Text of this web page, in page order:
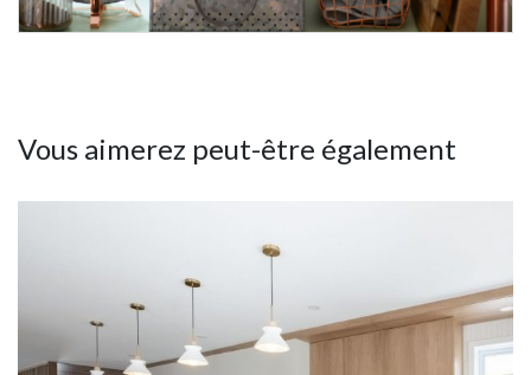
Vous aimerez peut-être également